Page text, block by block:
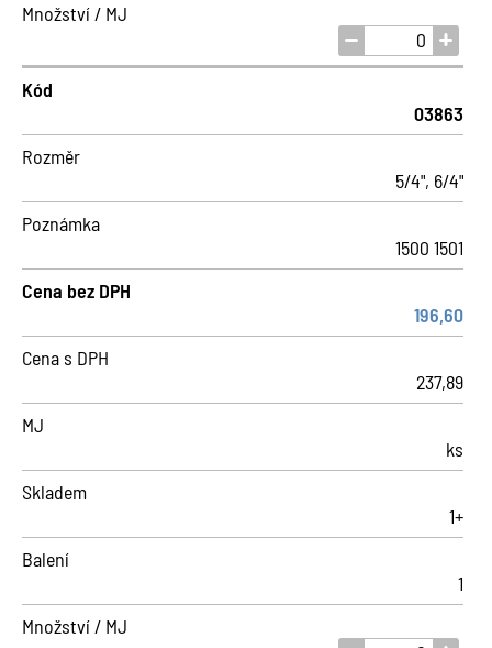
Množství / MJ
Kód
03863
Rozměr
5/4", 6/4"
Poznámka
1500 1501
Cena bez DPH
196,60
Cena s DPH
237,89
MJ
ks
Skladem
1+
Balení
1
Množství / MJ